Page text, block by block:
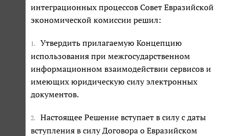
интеграционных процессов Совет Евразийской
экономической комиссии решил:
1.
Утвердить прилагаемую Концепцию
использования при межгосударственном
информационном взаимодействии сервисов и
имеющих юридическую силу электронных
документов.
2.
Настоящее Решение вступает в силу с даты
вступления в силу Договора о Евразийском